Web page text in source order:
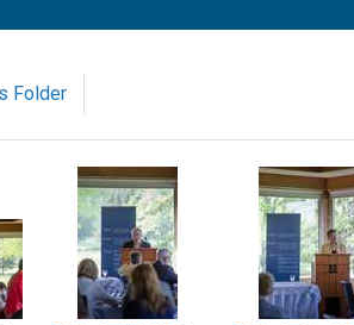
Folder